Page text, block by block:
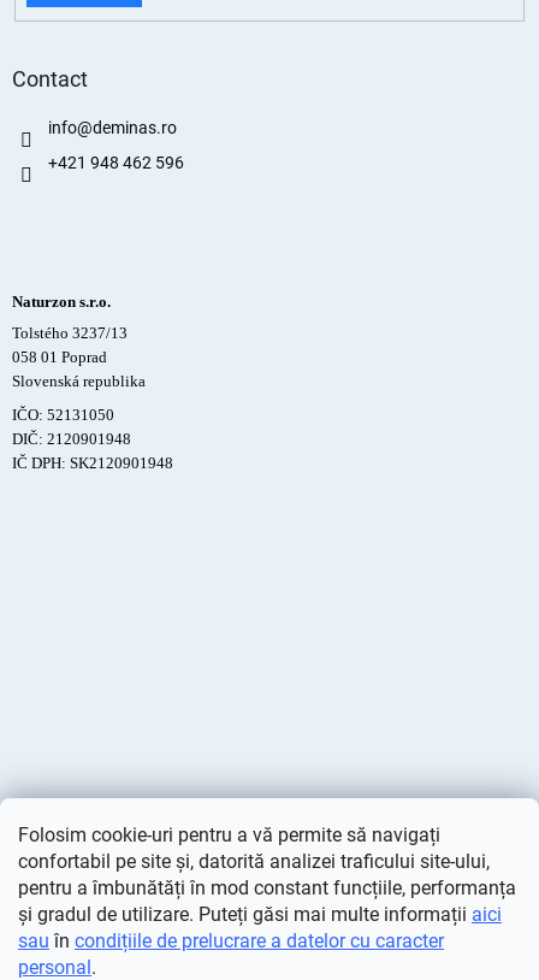
Folosim cookie-uri pentru a vă permite să navigați
confortabil pe site și, datorită analizei traficului site-ului,
pentru a îmbunătăți în mod constant funcțiile, performanța
și gradul de utilizare. Puteți găsi mai multe informații aici
sau în condițiile de prelucrare a datelor cu caracter
personal.
Contact
info@deminas.ro
+421 948 462 596
Naturzon s.r.o.
Tolstého 3237/13
058 01 Poprad
Slovenská republika
IČO: 52131050
DIČ: 2120901948
IČ DPH: SK2120901948